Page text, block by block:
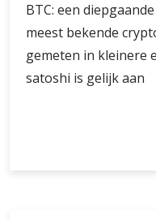
BTC: een
meest bekende
gemeten in kleinere
satoshi is gelijk aan